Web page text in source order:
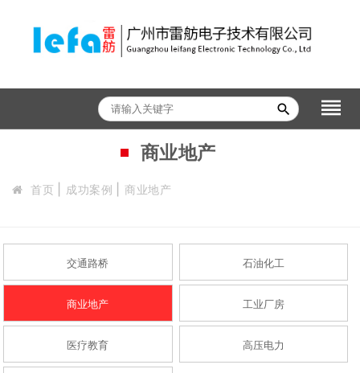
search reorder
商业地产
首页 成功案例 商业地产
交通路桥 石油化工
商业地产 工业厂房
医疗教育 高压电力